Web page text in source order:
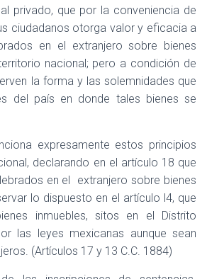
privado, que por la conveniencia de
ciudadanos otorga valor y eficacia a
en el extranjero sobre bienes
nacional; pero a condición de
la forma y las solemnidades que
del país en donde tales bienes se
expresamente estos principios
declarando en el artículo 18 que
en el
extranjero sobre bienes
lo dispuesto en el artículo l4, que
inmuebles, sitos en el Distrito
las leyes mexicanas aunque sean
(Artículos 17 y 13 C.C. 1884)